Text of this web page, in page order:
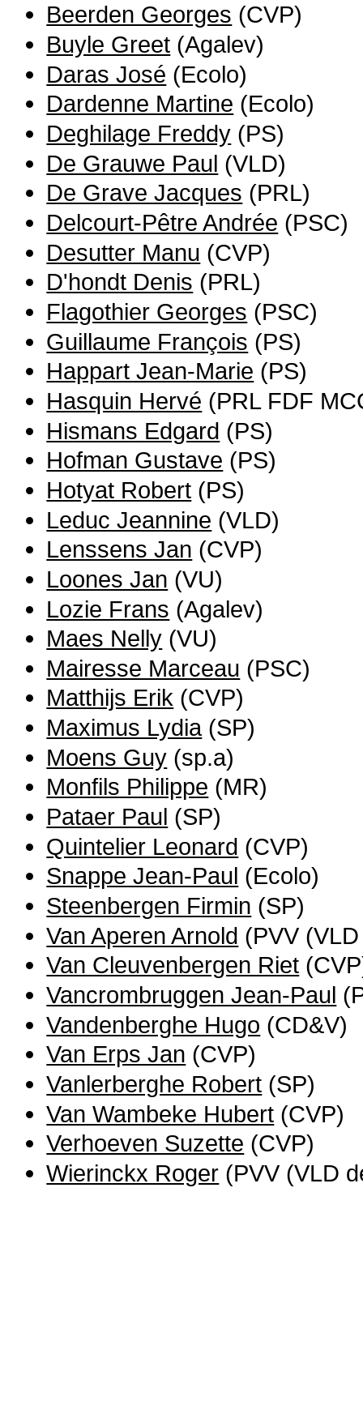
Beerden Georges (CVP)
Buyle Greet (Agalev)
Daras José (Ecolo)
Dardenne Martine (Ecolo)
Deghilage Freddy (PS)
De Grauwe Paul (VLD)
De Grave Jacques (PRL)
Delcourt-Pêtre Andrée (PSC)
Desutter Manu (CVP)
D'hondt Denis (PRL)
Flagothier Georges (PSC)
Guillaume François (PS)
Happart Jean-Marie (PS)
Hasquin Hervé (PRL FDF
Hismans Edgard (PS)
Hofman Gustave (PS)
Hotyat Robert (PS)
Leduc Jeannine (VLD)
Lenssens Jan (CVP)
Loones Jan (VU)
Lozie Frans (Agalev)
Maes Nelly (VU)
Mairesse Marceau (PSC)
Matthijs Erik (CVP)
Maximus Lydia(SP)
Moens Guy (sp.a)
Monfils Philippe (MR)
Pataer Paul (SP)
Quintelier Leonard (CVP)
Snappe Jean-Paul (Ecolo)
Steenbergen Firmin (SP)
Van Aperen Arnold (PVV
Van Cleuvenbergen Riet
Vancrombruggen Jean-Paul
Vandenberghe Hugo (CD&V)
Van Erps Jan (CVP)
Vanlerberghe Robert (SP)
Van Wambeke Hubert (CVP)
Verhoeven Suzette (CVP)
Wierinckx Roger (PVV (VLD